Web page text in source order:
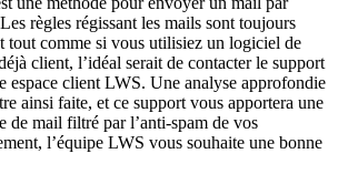
règles régissant les mails sont toujours
tout comme si vous utilisiez un logiciel de
client, l’idéal serait de contacter le support
espace client LWS. Une analyse approfondie
ainsi faite, et ce support vous apportera une
de mail filtré par l’anti-spam de vos
l’équipe LWS vous souhaite une bonne